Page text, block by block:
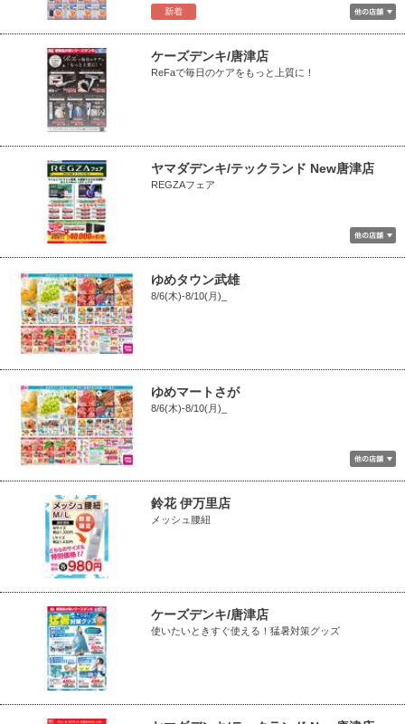
新着
ケーズデンキ/唐津店
ReFaで毎日のケアをもっと上質に！
ヤマダデンキ/テックランド New唐津店
REGZAフェア
ゆめタウン武雄
8/6(木)-8/10(月)_
ゆめマートさが
8/6(木)-8/10(月)_
鈴花 伊万里店
メッシュ腰紐
ケーズデンキ/唐津店
使いたいときすぐ使える！猛暑対策グッズ